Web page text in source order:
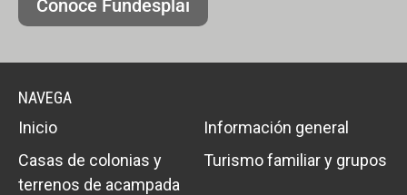
Conoce Fundesplai
NAVEGA
Inicio
Información general
Casas de colonias y
terrenos de acampada
Turismo familiar y grupos